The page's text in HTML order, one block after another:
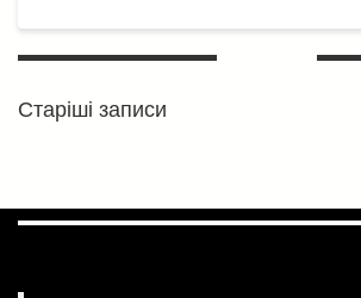
я
Навігація
записами
Старіші записи